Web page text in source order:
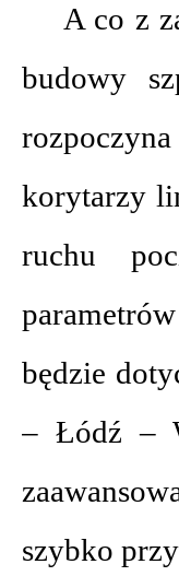
A co z
budowy
korytarzy
ruchu
będzie
– Łódź –
szybko